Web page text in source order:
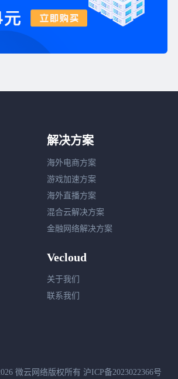
解决方案
海外电商方案
游戏加速方案
海外直播方案
混合云解决方案
金融网络解决方案
Vecloud
关于我们
联系我们
微云网络版权所有 沪ICP备2023022366号